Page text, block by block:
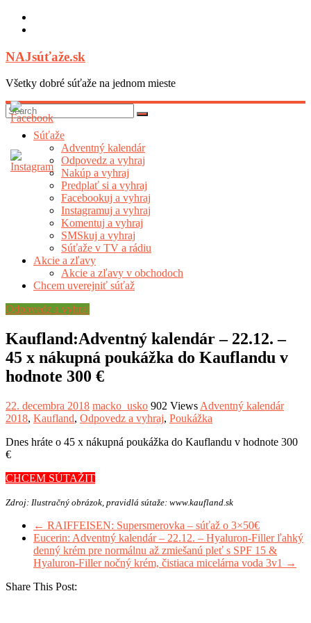
Skip
NAJsúťaže.sk
Všetky dobré súťaže na jednom mieste
Súťaže
Adventný kalendár
Odpovedz a vyhraj
Nakúp a vyhraj
Predplať si a vyhraj
Facebookuj a vyhraj
Instagramuj a vyhraj
Komentuj a vyhraj
SMSkuj a vyhraj
Súťaže v TV a rádiu
Akcie a zľavy
Akcie a zľavy v obchodoch
Chcem uverejniť súťaž
Odpovedz a vyhraj
Kaufland:Adventný kalendár – 22.12. –
45 x nákupná poukážka do Kauflandu v
hodnote 300 €
22. decembra 2018 macko_usko 902 Views Adventný kalendár
2018, Kaufland, Odpovedz a vyhraj, Poukážka
Dnes hráte o 45 x nákupná poukážka do Kauflandu v hodnote 300
€
CHCEM SÚTAŽIT
Zdroj: Ilustračný obrázok, pravidlá sútaže: www.kaufland.sk
← RAIFFEISEN: Supersmerovka – súťaž o 3×50€
Eucerin: Adventný kalendár – 22.12. – Hyaluron-Filler ľahký
denný krém pre normálnu až zmiešanú pleť s SPF 15 &
Hyaluron-Filler nočný krém, čistiaca micelárna voda 3v1 →
Share This Post: